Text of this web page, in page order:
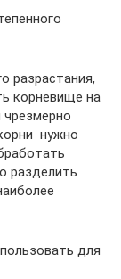
разрастания,
корневище на
чрезмерно
нужно
разделить
для